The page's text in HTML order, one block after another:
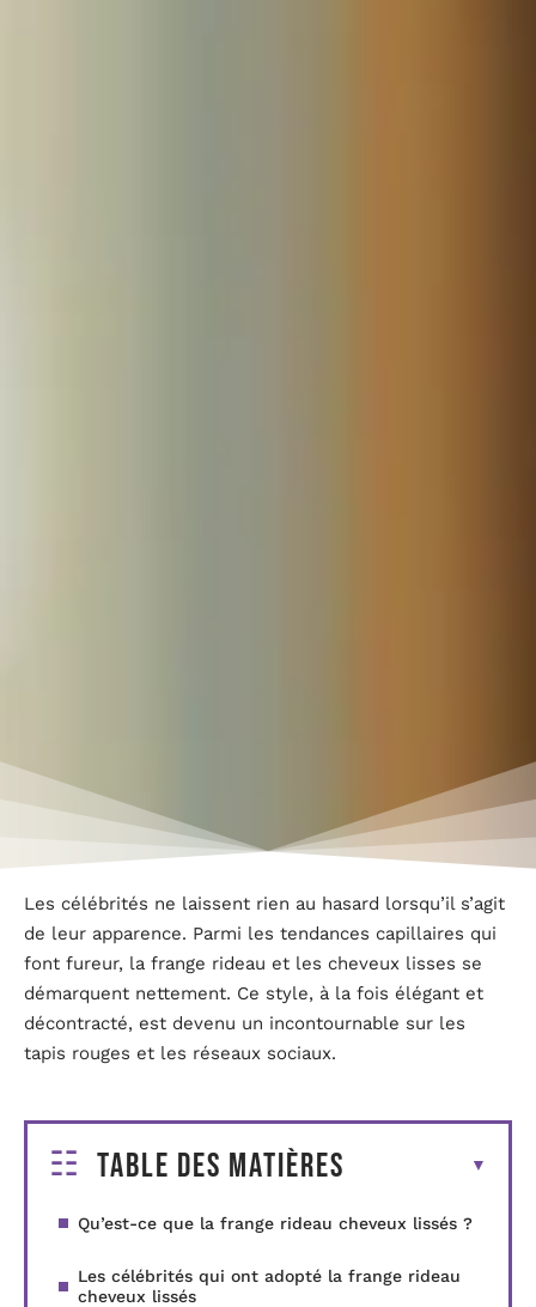
Les célébrités ne laissent rien au hasard lorsqu’il s’agit
de leur apparence. Parmi les tendances capillaires qui
font fureur, la frange rideau et les cheveux lisses se
démarquent nettement. Ce style, à la fois élégant et
décontracté, est devenu un incontournable sur les
tapis rouges et les réseaux sociaux.
Table des matières
Qu’est-ce que la frange rideau cheveux lissés ?
Les célébrités qui ont adopté la frange rideau
cheveux lissés